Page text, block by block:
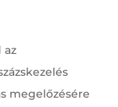
az
megelőzésére